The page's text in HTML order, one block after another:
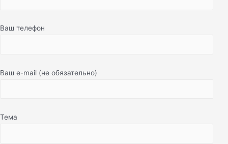
Ваш телефон
Ваш e-mail (не обязательно)
Тема